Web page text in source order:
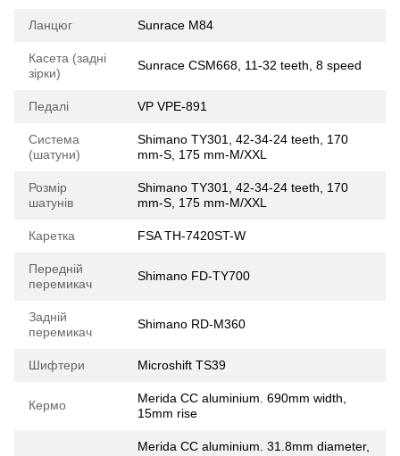
Ланцюг Sunrace M84
Касета (задні
зірки)
Sunrace CSM668, 11-32 teeth, 8 speed
Педалі VP VPE-891
Система
(шатуни)
Shimano TY301, 42-34-24 teeth, 170
mm-S, 175 mm-M/XXL
Розмір
шатунів
Shimano TY301, 42-34-24 teeth, 170
mm-S, 175 mm-M/XXL
Каретка FSA TH-7420ST-W
Передній
перемикач
Shimano FD-TY700
Задній
перемикач
Shimano RD-M360
Шифтери Microshift TS39
Кермо
Merida CC aluminium. 690mm width,
15mm rise
Merida CC aluminium. 31.8mm diameter,